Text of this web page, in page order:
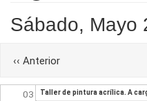
Sábado, Mayo
Paginación
‹‹ Anterior
01
02
03 Taller de pintura acrílica. A